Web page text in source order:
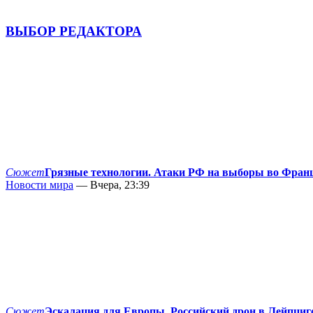
ВЫБОР РЕДАКТОРА
СюжетГрязные технологии. Атаки РФ на выборы во
Новости мира — Вчера, 23:39